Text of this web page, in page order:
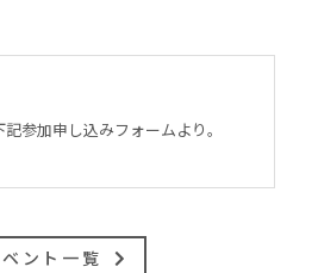
参加申し込みフォームより。
ント一覧